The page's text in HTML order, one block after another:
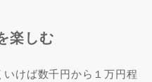
楽しむ
けば数千円から１万円程